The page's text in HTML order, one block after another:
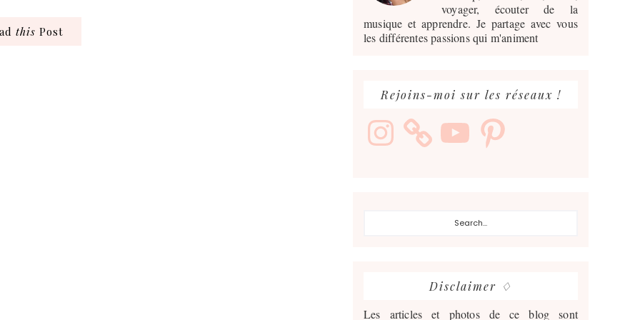
this Post
voyager, écouter de la
musique et apprendre. Je partage avec vous
les différentes passions qui m'animent
Rejoins-moi sur les réseaux !
Instagram
YouTube Pinterest
Disclaimer ♢
Les articles et photos de ce blog sont